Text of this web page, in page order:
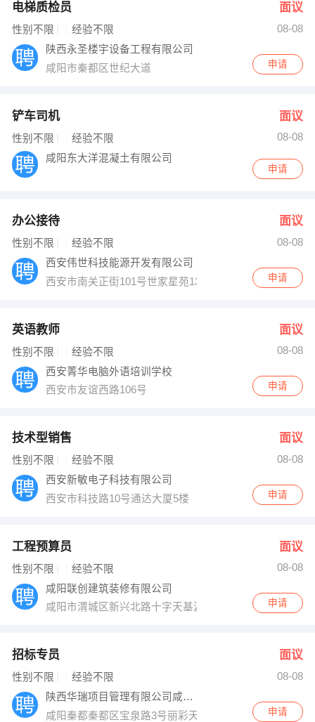
电梯质检员 面议
性别不限 经验不限
08-08
陕西永圣楼宇设备工程有限公司
咸阳市秦都区世纪大道
申请
铲车司机 面议
性别不限 经验不限
08-08
咸阳东大洋混凝土有限公司
申请
办公接待 面议
性别不限 经验不限
08-08
西安伟世科技能源开发有限公司
西安市南关正街101号世家星苑1302室
申请
英语教师 面议
性别不限 经验不限
08-08
西安菁华电脑外语培训学校
西安市友谊西路106号
申请
技术型销售 面议
性别不限 经验不限
08-08
西安新敏电子科技有限公司
西安市科技路10号通达大厦5楼
申请
工程预算员 面议
性别不限 经验不限
08-08
咸阳联创建筑装修有限公司
咸阳市渭城区新兴北路十字天基源大厦七楼
申请
招标专员 面议
性别不限 经验不限
08-08
陕西华瑞项目管理有限公司咸阳分公司
咸阳秦都秦都区宝泉路3号丽彩天禧大厦A座14C户
申请